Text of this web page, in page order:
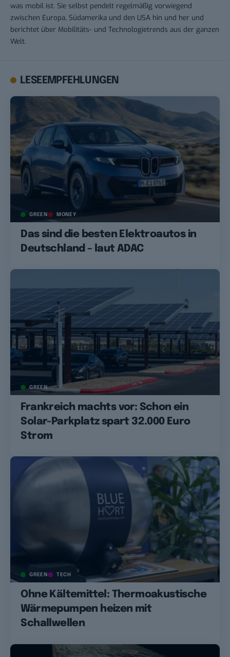
was mobil ist. Sie selbst pendelt regelmäßig vorwiegend
zwischen Europa, Südamerika und den USA hin und her und
berichtet über Mobilitäts- und Technologietrends aus der ganzen
Welt.
LESEEMPFEHLUNGEN
GREEN MONEY
Das sind die besten Elektroautos in
Deutschland – laut ADAC
GREEN
Frankreich machts vor: Schon ein
Solar-Parkplatz spart 32.000 Euro
Strom
GREEN TECH
Ohne Kältemittel: Thermoakustische
Wärmepumpen heizen mit
Schallwellen